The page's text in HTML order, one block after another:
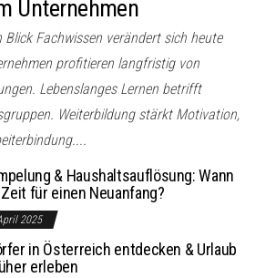
Unternehmen
Fachwissen verändert sich heute
profitieren langfristig von
Lebenslanges Lernen betrifft
Weiterbildung stärkt Motivation,
& Haushaltsauflösung: Wann
für einen Neuanfang?
2025
in Österreich entdecken & Urlaub
erleben